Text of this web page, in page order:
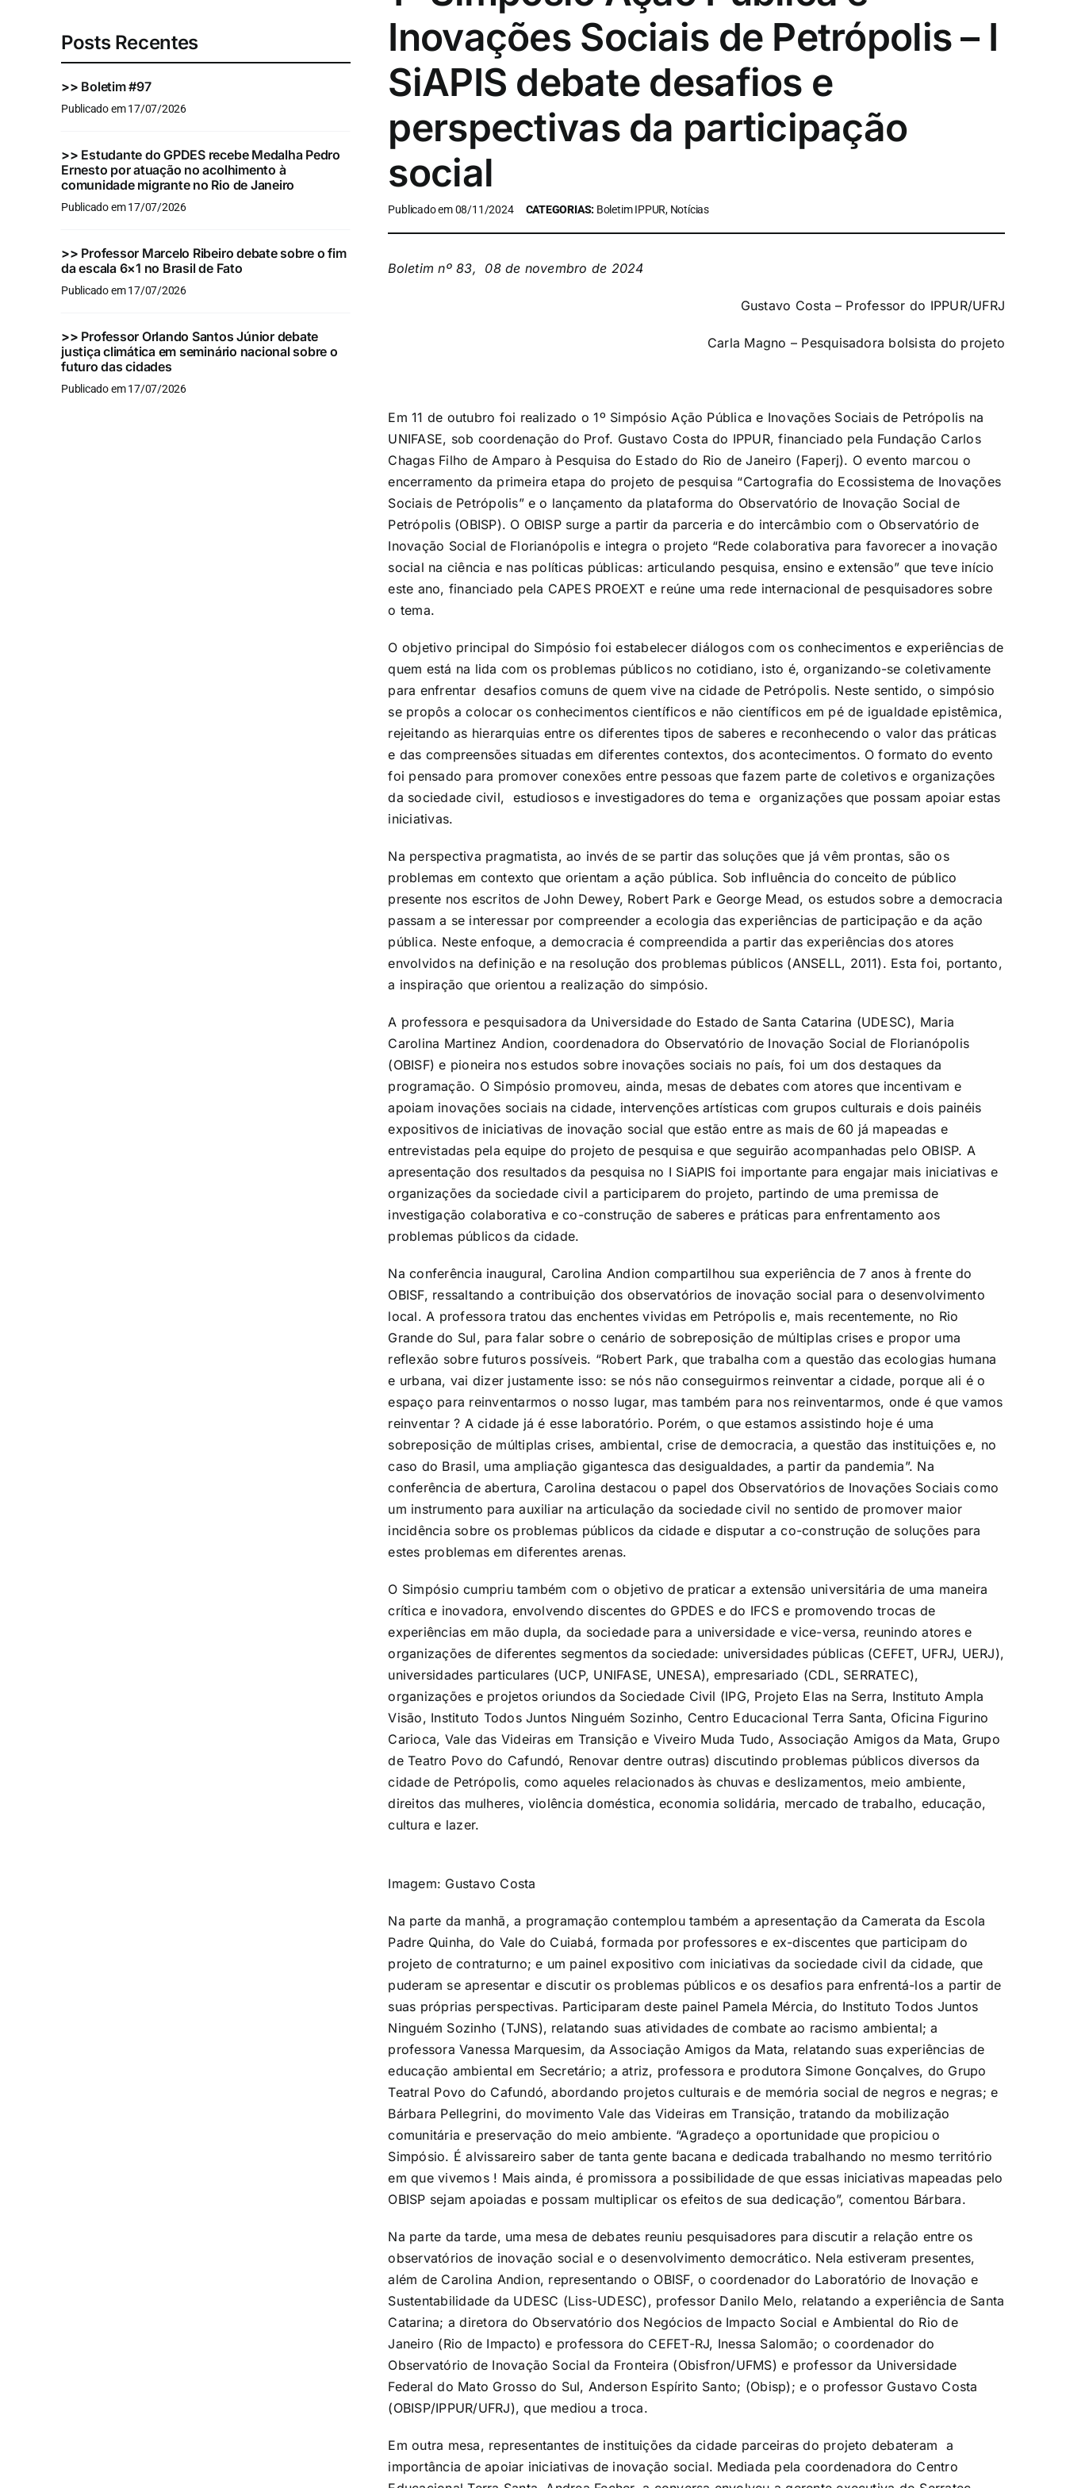
Posts Recentes
>> Boletim #97
Publicado em 17/07/2026
>> Estudante do GPDES recebe Medalha Pedro
Ernesto por atuação no acolhimento à
comunidade migrante no Rio de Janeiro
Publicado em 17/07/2026
>> Professor Marcelo Ribeiro debate sobre o fim
da escala 6×1 no Brasil de Fato
Publicado em 17/07/2026
>> Professor Orlando Santos Júnior debate
justiça climática em seminário nacional sobre o
futuro das cidades
Publicado em 17/07/2026
Inovações Sociais de Petrópolis – I
SiAPIS debate desafios e
perspectivas da participação
social
Publicado em 08/11/2024 CATEGORIAS: Boletim IPPUR, Notícias
Boletim nº 83, 08 de novembro de 2024
Gustavo Costa – Professor do IPPUR/UFRJ
Carla Magno – Pesquisadora bolsista do projeto
Em 11 de outubro foi realizado o 1º Simpósio Ação Pública e Inovações Sociais de Petrópolis na
UNIFASE, sob coordenação do Prof. Gustavo Costa do IPPUR, financiado pela Fundação Carlos
Chagas Filho de Amparo à Pesquisa do Estado do Rio de Janeiro (Faperj). O evento marcou o
encerramento da primeira etapa do projeto de pesquisa “Cartografia do Ecossistema de Inovações
Sociais de Petrópolis” e o lançamento da plataforma do Observatório de Inovação Social de
Petrópolis (OBISP). O OBISP surge a partir da parceria e do intercâmbio com o Observatório de
Inovação Social de Florianópolis e integra o projeto “Rede colaborativa para favorecer a inovação
social na ciência e nas políticas públicas: articulando pesquisa, ensino e extensão” que teve início
este ano, financiado pela CAPES PROEXT e reúne uma rede internacional de pesquisadores sobre
o tema.
O objetivo principal do Simpósio foi estabelecer diálogos com os conhecimentos e experiências de
quem está na lida com os problemas públicos no cotidiano, isto é, organizando-se coletivamente
para enfrentar desafios comuns de quem vive na cidade de Petrópolis. Neste sentido, o simpósio
se propôs a colocar os conhecimentos científicos e não científicos em pé de igualdade epistêmica,
rejeitando as hierarquias entre os diferentes tipos de saberes e reconhecendo o valor das práticas
e das compreensões situadas em diferentes contextos, dos acontecimentos. O formato do evento
foi pensado para promover conexões entre pessoas que fazem parte de coletivos e organizações
da sociedade civil, estudiosos e investigadores do tema e organizações que possam apoiar estas
iniciativas.
Na perspectiva pragmatista, ao invés de se partir das soluções que já vêm prontas, são os
problemas em contexto que orientam a ação pública. Sob influência do conceito de público
presente nos escritos de John Dewey, Robert Park e George Mead, os estudos sobre a democracia
passam a se interessar por compreender a ecologia das experiências de participação e da ação
pública. Neste enfoque, a democracia é compreendida a partir das experiências dos atores
envolvidos na definição e na resolução dos problemas públicos (ANSELL, 2011). Esta foi, portanto,
a inspiração que orientou a realização do simpósio.
A professora e pesquisadora da Universidade do Estado de Santa Catarina (UDESC), Maria
Carolina Martinez Andion, coordenadora do Observatório de Inovação Social de Florianópolis
(OBISF) e pioneira nos estudos sobre inovações sociais no país, foi um dos destaques da
programação. O Simpósio promoveu, ainda, mesas de debates com atores que incentivam e
apoiam inovações sociais na cidade, intervenções artísticas com grupos culturais e dois painéis
expositivos de iniciativas de inovação social que estão entre as mais de 60 já mapeadas e
entrevistadas pela equipe do projeto de pesquisa e que seguirão acompanhadas pelo OBISP. A
apresentação dos resultados da pesquisa no I SiAPIS foi importante para engajar mais iniciativas e
organizações da sociedade civil a participarem do projeto, partindo de uma premissa de
investigação colaborativa e co-construção de saberes e práticas para enfrentamento aos
problemas públicos da cidade.
Na conferência inaugural, Carolina Andion compartilhou sua experiência de 7 anos à frente do
OBISF, ressaltando a contribuição dos observatórios de inovação social para o desenvolvimento
local. A professora tratou das enchentes vividas em Petrópolis e, mais recentemente, no Rio
Grande do Sul, para falar sobre o cenário de sobreposição de múltiplas crises e propor uma
reflexão sobre futuros possíveis. “Robert Park, que trabalha com a questão das ecologias humana
e urbana, vai dizer justamente isso: se nós não conseguirmos reinventar a cidade, porque ali é o
espaço para reinventarmos o nosso lugar, mas também para nos reinventarmos, onde é que vamos
reinventar ? A cidade já é esse laboratório. Porém, o que estamos assistindo hoje é uma
sobreposição de múltiplas crises, ambiental, crise de democracia, a questão das instituições e, no
caso do Brasil, uma ampliação gigantesca das desigualdades, a partir da pandemia”. Na
conferência de abertura, Carolina destacou o papel dos Observatórios de Inovações Sociais como
um instrumento para auxiliar na articulação da sociedade civil no sentido de promover maior
incidência sobre os problemas públicos da cidade e disputar a co-construção de soluções para
estes problemas em diferentes arenas.
O Simpósio cumpriu também com o objetivo de praticar a extensão universitária de uma maneira
crítica e inovadora, envolvendo discentes do GPDES e do IFCS e promovendo trocas de
experiências em mão dupla, da sociedade para a universidade e vice-versa, reunindo atores e
organizações de diferentes segmentos da sociedade: universidades públicas (CEFET, UFRJ, UERJ),
universidades particulares (UCP, UNIFASE, UNESA), empresariado (CDL, SERRATEC),
organizações e projetos oriundos da Sociedade Civil (IPG, Projeto Elas na Serra, Instituto Ampla
Visão, Instituto Todos Juntos Ninguém Sozinho, Centro Educacional Terra Santa, Oficina Figurino
Carioca, Vale das Videiras em Transição e Viveiro Muda Tudo, Associação Amigos da Mata, Grupo
de Teatro Povo do Cafundó, Renovar dentre outras) discutindo problemas públicos diversos da
cidade de Petrópolis, como aqueles relacionados às chuvas e deslizamentos, meio ambiente,
direitos das mulheres, violência doméstica, economia solidária, mercado de trabalho, educação,
cultura e lazer.
Imagem: Gustavo Costa
Na parte da manhã, a programação contemplou também a apresentação da Camerata da Escola
Padre Quinha, do Vale do Cuiabá, formada por professores e ex-discentes que participam do
projeto de contraturno; e um painel expositivo com iniciativas da sociedade civil da cidade, que
puderam se apresentar e discutir os problemas públicos e os desafios para enfrentá-los a partir de
suas próprias perspectivas. Participaram deste painel Pamela Mércia, do Instituto Todos Juntos
Ninguém Sozinho (TJNS), relatando suas atividades de combate ao racismo ambiental; a
professora Vanessa Marquesim, da Associação Amigos da Mata, relatando suas experiências de
educação ambiental em Secretário; a atriz, professora e produtora Simone Gonçalves, do Grupo
Teatral Povo do Cafundó, abordando projetos culturais e de memória social de negros e negras; e
Bárbara Pellegrini, do movimento Vale das Videiras em Transição, tratando da mobilização
comunitária e preservação do meio ambiente. “Agradeço a oportunidade que propiciou o
Simpósio. É alvissareiro saber de tanta gente bacana e dedicada trabalhando no mesmo território
em que vivemos ! Mais ainda, é promissora a possibilidade de que essas iniciativas mapeadas pelo
OBISP sejam apoiadas e possam multiplicar os efeitos de sua dedicação”, comentou Bárbara.
Na parte da tarde, uma mesa de debates reuniu pesquisadores para discutir a relação entre os
observatórios de inovação social e o desenvolvimento democrático. Nela estiveram presentes,
além de Carolina Andion, representando o OBISF, o coordenador do Laboratório de Inovação e
Sustentabilidade da UDESC (Liss-UDESC), professor Danilo Melo, relatando a experiência de Santa
Catarina; a diretora do Observatório dos Negócios de Impacto Social e Ambiental do Rio de
Janeiro (Rio de Impacto) e professora do CEFET-RJ, Inessa Salomão; o coordenador do
Observatório de Inovação Social da Fronteira (Obisfron/UFMS) e professor da Universidade
Federal do Mato Grosso do Sul, Anderson Espírito Santo; (Obisp); e o professor Gustavo Costa
(OBISP/IPPUR/UFRJ), que mediou a troca.
Em outra mesa, representantes de instituições da cidade parceiras do projeto debateram a
importância de apoiar iniciativas de inovação social. Mediada pela coordenadora do Centro